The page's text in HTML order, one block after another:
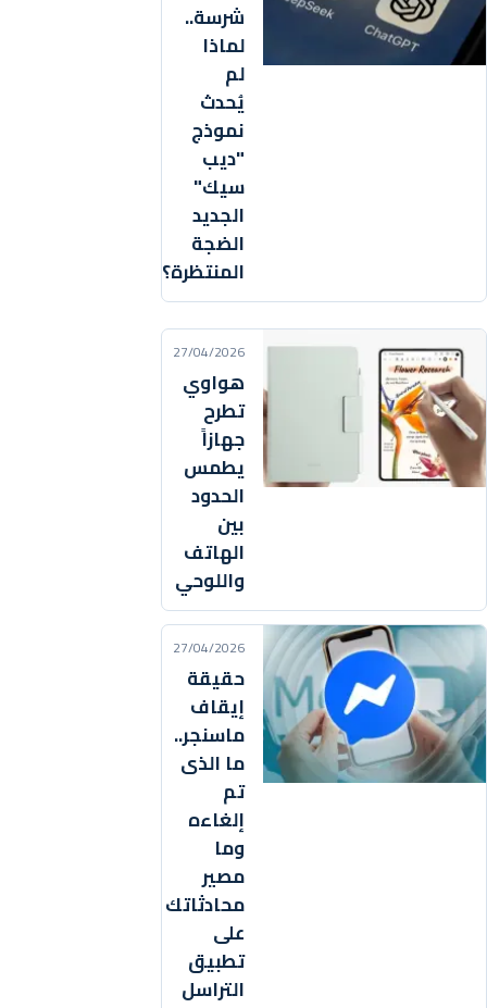
شرسة..
لماذا
لم
يُحدث
نموذج
"ديب
سيك"
الجديد
الضجة
المنتظرة؟
27/04/2026
هواوي
تطرح
جهازاً
يطمس
الحدود
بين
الهاتف
واللوحي
27/04/2026
حقيقة
إيقاف
ماسنجر..
ما الذى
تم
إلغاءه
وما
مصير
محادثاتك
على
تطبيق
التراسل